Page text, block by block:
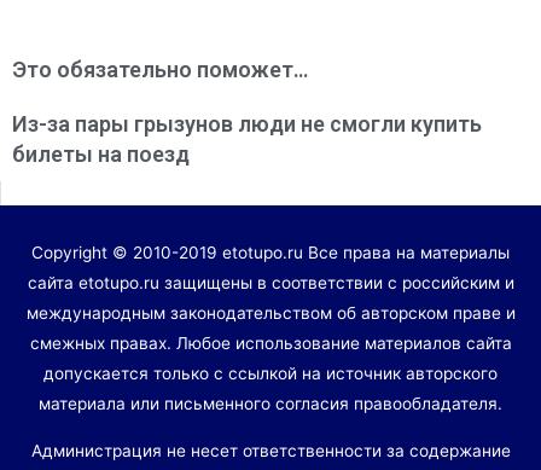
Это обязательно поможет…
Из-за пары грызунов люди не смогли купить
билеты на поезд
Copyright © 2010-2019 etotupo.ru Все права на материалы
сайта etotupo.ru защищены в соответствии с российским и
международным законодательством об авторском праве и
смежных правах. Любое использование материалов сайта
допускается только с ссылкой на источник авторского
материала или письменного согласия правообладателя.
Администрация не несет ответственности за содержание